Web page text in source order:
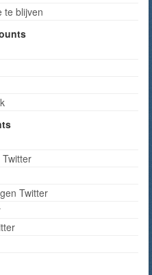
te blijven
Twitter